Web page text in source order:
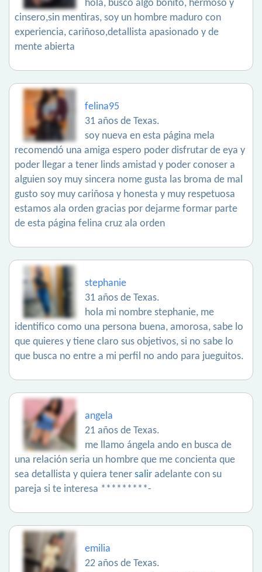
hola, busco algo bonito, hermoso y
cinsero,sin mentiras, soy un hombre maduro con
experiencia, cariñoso,detallista apasionado y de
mente abierta
felina95
31 años de Texas.
soy nueva en esta página mela
recomendó una amiga espero poder disfrutar de eya y
poder llegar a tener linds amistad y poder conoser a
alguien soy muy sincera nome gusta las broma de mal
gusto soy muy cariñosa y honesta y muy respetuosa
estamos ala orden gracias por dejarme formar parte
de esta página felina cruz ala orden
stephanie
31 años de Texas.
hola mi nombre stephanie, me
identifico como una persona buena, amorosa, sabe lo
que quieres y tiene claro sus objetivos, si no sabe lo
que busca no entre a mi perfil no ando para jueguitos.
angela
21 años de Texas.
me llamo ángela ando en busca de
una relación seria un hombre que me concienta que
sea detallista y quiera tener salir adelante con su
pareja si te interesa *********-
emilia
22 años de Texas.